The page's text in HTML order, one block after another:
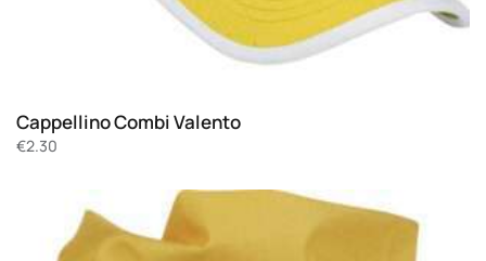
Cappellino Combi Valento
€2.30